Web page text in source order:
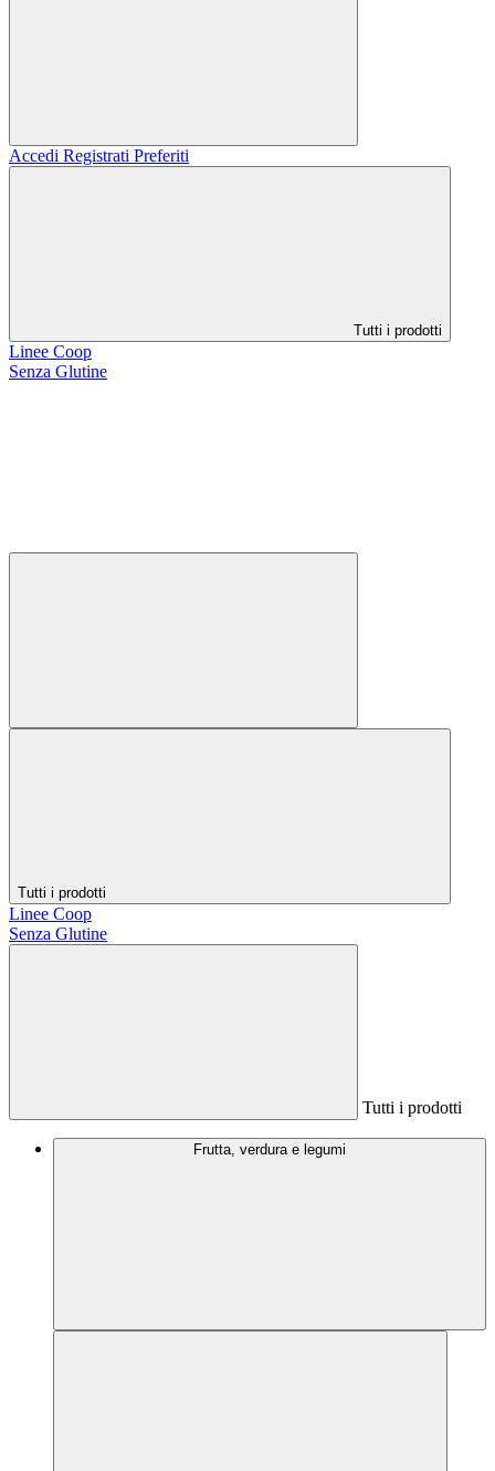
Accedi Registrati Preferiti
Tutti i prodotti
Linee Coop
Senza Glutine
Tutti i prodotti
Linee Coop
Senza Glutine
Tutti i prodotti
Frutta, verdura e legumi